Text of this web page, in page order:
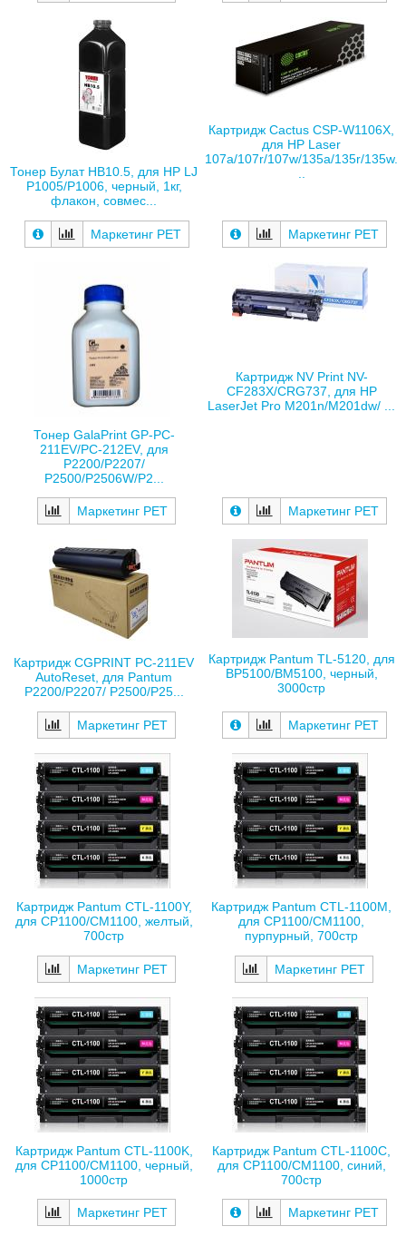
Тонер Булат HB10.5, для HP LJ
P1005/P1006, черный, 1кг,
флакон, совмес...
Маркетинг РЕТ
Картридж Cactus CSP-W1106X,
для HP Laser
107a/107r/107w/135a/135r/135w.
..
Маркетинг РЕТ
Тонер GalaPrint GP-PC-
211EV/PC-212EV, для
P2200/P2207/
P2500/P2506W/P2...
Маркетинг РЕТ
Картридж NV Print NV-
CF283X/CRG737, для HP
LaserJet Pro M201n/M201dw/ ...
Маркетинг РЕТ
Картридж CGPRINT PC-211EV
AutoReset, для Pantum
P2200/P2207/ P2500/P25...
Маркетинг РЕТ
Картридж Pantum TL-5120, для
BP5100/BM5100, черный,
3000стр
Маркетинг РЕТ
Картридж Pantum CTL-1100Y,
для CP1100/CM1100, желтый,
700стр
Маркетинг РЕТ
Картридж Pantum CTL-1100M,
для CP1100/CM1100,
пурпурный, 700стр
Маркетинг РЕТ
Картридж Pantum CTL-1100K,
для CP1100/CM1100, черный,
1000стр
Маркетинг РЕТ
Картридж Pantum CTL-1100C,
для CP1100/CM1100, синий,
700стр
Маркетинг РЕТ